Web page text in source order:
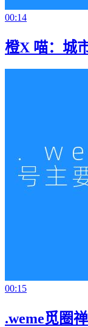
00:14
橙X 喵：城
00:15
.weme觅圈